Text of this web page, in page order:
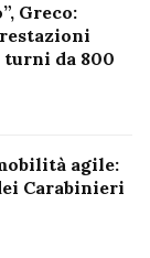
Greco:
da 800
agile:
Carabinieri